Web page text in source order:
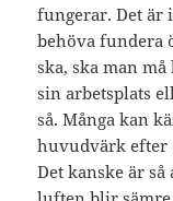
fungerar. Det är
behöva fundera
ska, ska man
sin arbetsplats
så. Många kan
huvudvärk efter
Det kanske är